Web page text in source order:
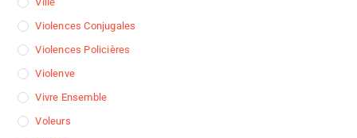
Violences Conjugales
Violences Policières
Violenve
Vivre Ensemble
Voleurs